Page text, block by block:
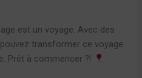
est un voyage. Avec des
transformer ce voyage
Prêt à commencer ?!